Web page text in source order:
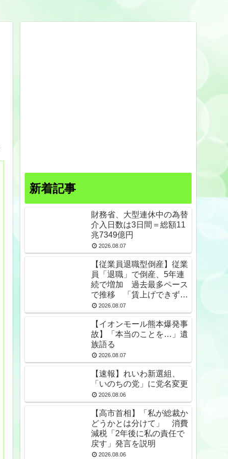
新着記事
財務省、大型連休中の為替
介入日数は3日間＝総額11
兆7349億円
2026.08.07
【従業員退職型倒産】従業
員「退職」で倒産、5年連
続で増加 過去最多ペース
で推移 「賃上げできず」
倒産も発生
2026.08.07
【イオンモール熊本爆発事
故】「本当のことを…」遺
族語る
2026.08.07
【速報】れいわ新選組、
「いのちの党」に党名変更
2026.08.06
【高市首相】「私が総裁か
どうかとは分けて」 消費
減税「2年後に私の責任で
戻す」発言を説明
2026.08.06